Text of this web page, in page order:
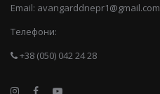
Email: avangarddnepr1@gmail.com
Телефони:
+38 (050) 042 24 28